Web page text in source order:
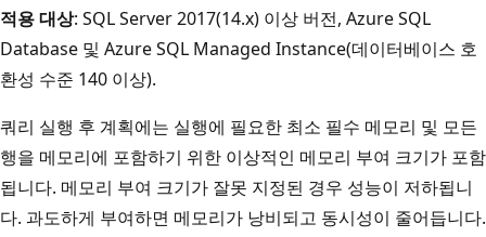
적용 대상: SQL Server 2017(14.x) 이상 버전, Azure SQL
Database 및 Azure SQL Managed Instance(데이터베이스 호
환성 수준 140 이상).
쿼리 실행 후 계획에는 실행에 필요한 최소 필수 메모리 및 모든
행을 메모리에 포함하기 위한 이상적인 메모리 부여 크기가 포함
됩니다. 메모리 부여 크기가 잘못 지정된 경우 성능이 저하됩니
다. 과도하게 부여하면 메모리가 낭비되고 동시성이 줄어듭니다.